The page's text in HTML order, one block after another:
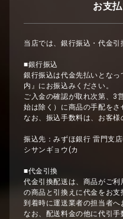
お支
当店では、銀行振込・代金引
■銀行振込
銀行振込は代金先払いとな
内』にお振込みください。
ご入金の確認が取れ次第、3
始は除く）に商品の手配をさ
なお、振込手数料は、お客様
振込先：みずほ銀行 雷門
シサンギョウ(カ
■代金引換
代金引換配送は、商品がご
の商品と引換えに代金をお
到着時に運送業者の担当者へ
なお、配送料金の他に代引手